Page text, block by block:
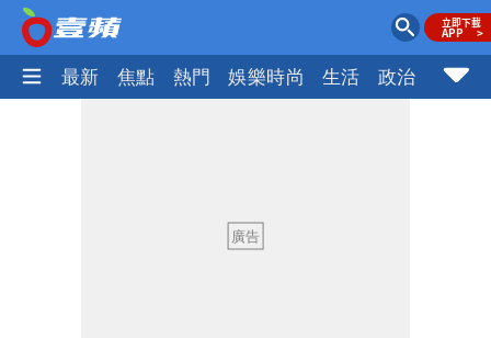
最新 焦點 熱門 娛樂時尚 生活 政治 社會